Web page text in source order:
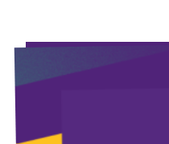
Volt Zeeland